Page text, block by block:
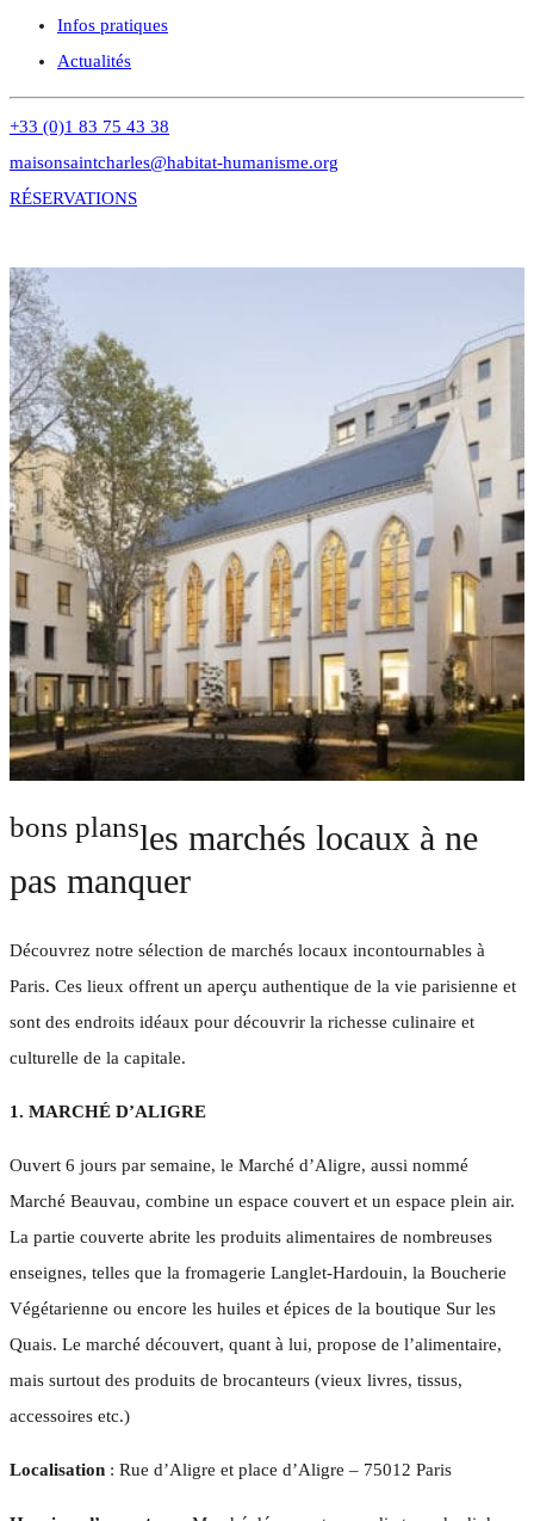
Infos pratiques
Actualités
+33 (0)1 83 75 43 38
maisonsaintcharles@habitat-humanisme.org
RÉSERVATIONS
Réserver du :
Réserver au :
Code offre spéciale
Code tarif (optionnel)
Annuler
bons plansles marchés locaux à ne
pas manquer
Découvrez notre sélection de marchés locaux incontournables à
Paris. Ces lieux offrent un aperçu authentique de la vie parisienne et
sont des endroits idéaux pour découvrir la richesse culinaire et
culturelle de la capitale.
1. MARCHÉ D’ALIGRE
Ouvert 6 jours par semaine, le Marché d’Aligre, aussi nommé
Marché Beauvau, combine un espace couvert et un espace plein air.
La partie couverte abrite les produits alimentaires de nombreuses
enseignes, telles que la fromagerie Langlet-Hardouin, la Boucherie
Végétarienne ou encore les huiles et épices de la boutique Sur les
Quais. Le marché découvert, quant à lui, propose de l’alimentaire,
mais surtout des produits de brocanteurs (vieux livres, tissus,
accessoires etc.)
Localisation : Rue d’Aligre et place d’Aligre – 75012 Paris